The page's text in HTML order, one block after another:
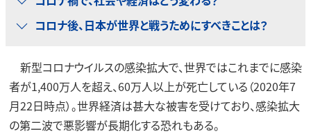
コロナ後、日本が世界と戦うためにすべきことは？
新型コロナウイルスの感染拡大で、世界ではこれまでに感染
者が1,400万人を超え、60万人以上が死亡している（2020年7
月22日時点）。世界経済は甚大な被害を受けており、感染拡大
の第二波で悪影響が長期化する恐れもある。